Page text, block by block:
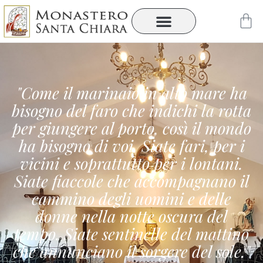
Vai
contenuto
"Come il marinaio in alto mare ha
bisogno del faro che indichi la rotta
per giungere al porto, così il mondo
ha bisogno di voi. Siate fari, per i
vicini e soprattutto per i lontani.
Siate fiaccole che accompagnano il
cammino degli uomini e delle
donne nella notte oscura del
tempo. Siate sentinelle del mattino
che annunciano il sorgere del sole."